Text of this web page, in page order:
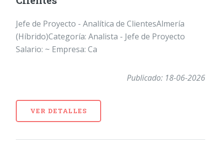
Jefe de Proyecto - Analítica de ClientesAlmería
(Híbrido)Categoría: Analista - Jefe de Proyecto
Salario: ~ Empresa: Ca
Publicado: 18-06-2026
VER DETALLES